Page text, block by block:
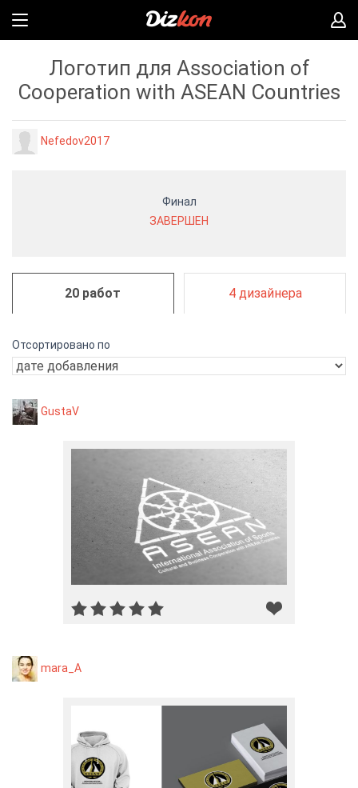
Логотип для Association of
Cooperation with ASEAN Countries
Nefedov2017
Финал
ЗАВЕРШЕН
20 работ 4 дизайнера
Отсортировано по
GustaV
mara_A